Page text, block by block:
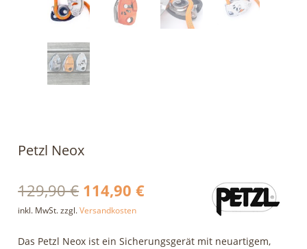
Petzl Neox
129,90€ Ursprünglicher
Preis
114,90€Aktueller
inkl. MwSt.zzgl.Versandkosten
Das Petzl Neox ist ein Sicherungsgerät mit neuartigem,